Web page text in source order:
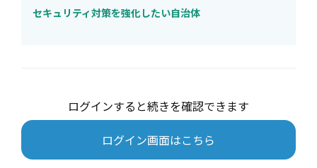
セキュリティ対策を強化したい自治体
ログインすると続きを確認できます
ログイン画面はこちら